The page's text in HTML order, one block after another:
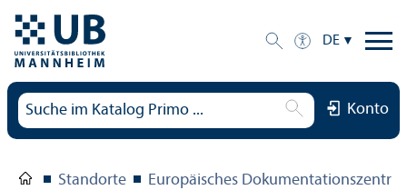
DE
Konto
Standorte Europäisches